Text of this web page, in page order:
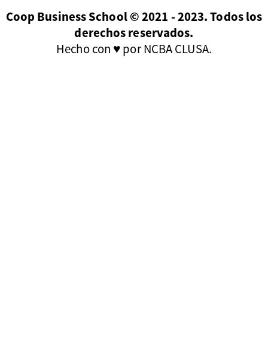
Coop Business School © 2021 - 2023. Todos los
derechos reservados.
Hecho con ♥ por NCBA CLUSA.